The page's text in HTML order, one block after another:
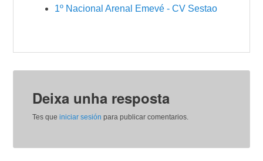
1º Nacional Arenal Emevé - CV Sestao
Deixa unha resposta
Tes queiniciar sesión para publicar comentarios.